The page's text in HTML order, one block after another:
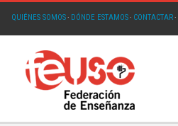
QUIÉNES SOMOS· DÓNDE ESTAMOS· CONTACTAR·